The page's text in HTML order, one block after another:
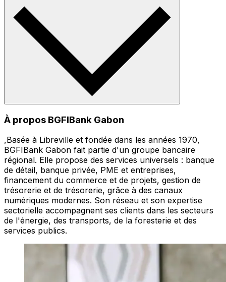
À propos BGFIBank Gabon
,Basée à Libreville et fondée dans les années 1970,
BGFIBank Gabon fait partie d'un groupe bancaire
régional. Elle propose des services universels : banque
de détail, banque privée, PME et entreprises,
financement du commerce et de projets, gestion de
trésorerie et de trésorerie, grâce à des canaux
numériques modernes. Son réseau et son expertise
sectorielle accompagnent ses clients dans les secteurs
de l'énergie, des transports, de la foresterie et des
services publics.